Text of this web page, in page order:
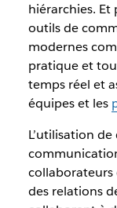
hiérarchies. Et
outils de
modernes
pratique et
temps réel et
équipes et les
L’utilisation
collaborateurs
des relations